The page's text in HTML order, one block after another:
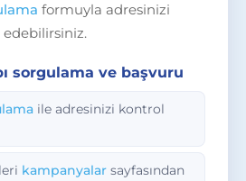
formuyla adresinizi
sorgulama ve başvuru
ile adresinizi kontrol
kampanyalar sayfasından